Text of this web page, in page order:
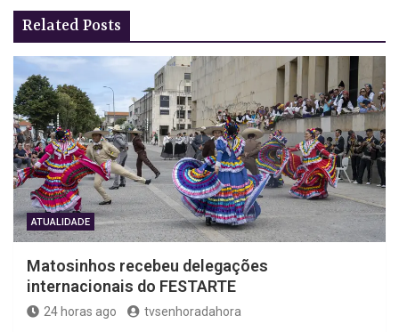
Related Posts
ATUALIDADE
Matosinhos recebeu delegações
internacionais do FESTARTE
24 horas ago tvsenhoradahora